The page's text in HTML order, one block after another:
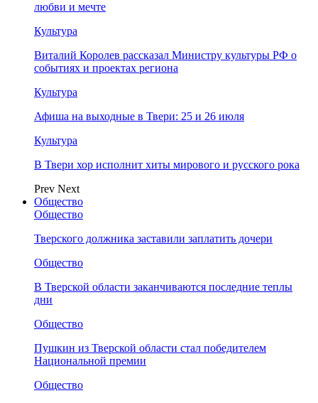
любви и мечте
Культура
Виталий Королев рассказал Министру культуры РФ о
событиях и проектах региона
Культура
Афиша на выходные в Твери: 25 и 26 июля
Культура
В Твери хор исполнит хиты мирового и русского рока
Prev Next
Общество
Общество
Тверского должника заставили заплатить дочери
Общество
В Тверской области заканчиваются последние теплы
дни
Общество
Пушкин из Тверской области стал победителем
Национальной премии
Общество